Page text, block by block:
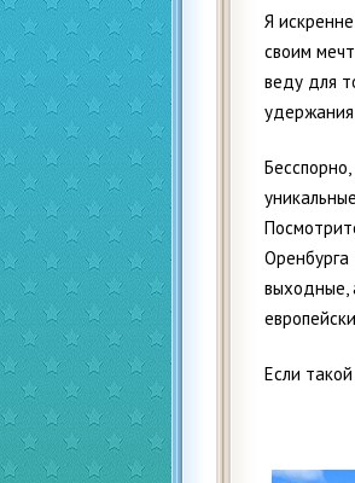
Я
своим
веду для
выходные,
Если